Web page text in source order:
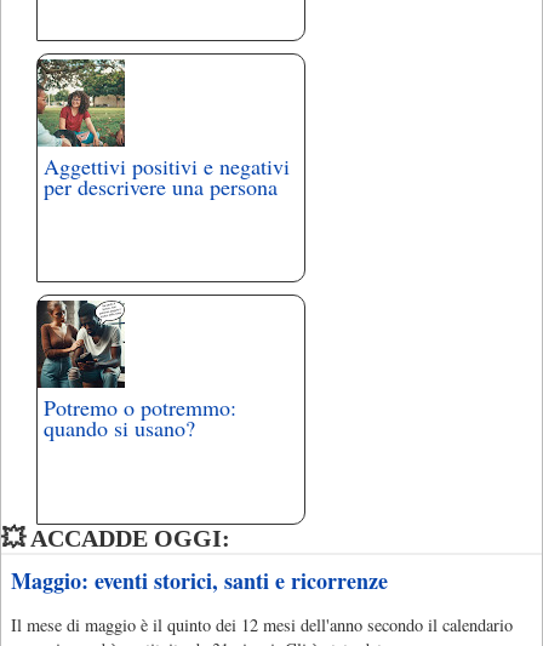
Aggettivi positivi e negativi
per descrivere una persona
Potremo o potremmo:
quando si usano?
💥 ACCADDE OGGI:
Maggio: eventi storici, santi e ricorrenze
Il mese di maggio è il quinto dei 12 mesi dell'anno secondo il calendario